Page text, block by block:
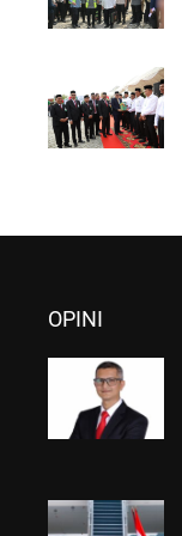
OPINI